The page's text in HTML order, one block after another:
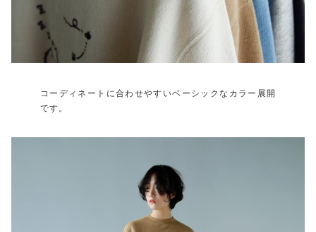
コーディネートに合わせやすいベーシックなカラー展開
です。